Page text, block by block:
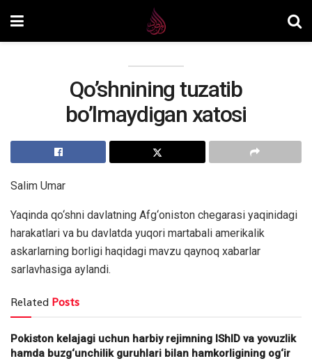
Qo’shnining tuzatib
bo’lmaydigan xatosi
Salim Umar
Yaqinda qo‘shni davlatning Afg‘oniston chegarasi yaqinidagi
harakatlari va bu davlatda yuqori martabali amerikalik
askarlarning borligi haqidagi mavzu qaynoq xabarlar
sarlavhasiga aylandi.
Related Posts
Pokiston kelajagi uchun harbiy rejimning IShID va yovuzlik
hamda buzg‘unchilik guruhlari bilan hamkorligining og‘ir